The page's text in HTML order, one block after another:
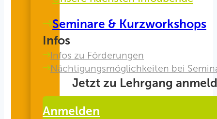
Seminare & Kurzworkshops
Infos
Infos zu Förderungen
Nächtigungsmöglichkeiten bei
Jetzt zu Lehrgang
Anmelden